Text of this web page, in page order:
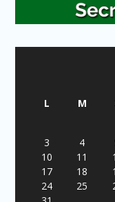
L M
3
4
10
11
17
18
24
25